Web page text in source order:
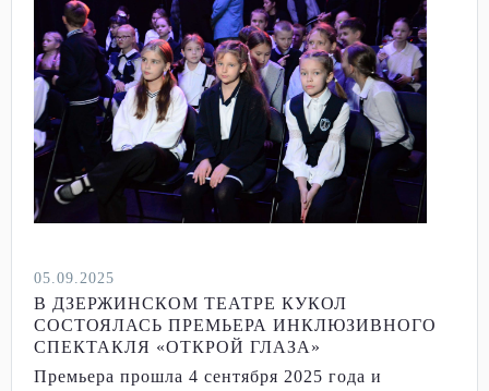
05.09.2025
В ДЗЕРЖИНСКОМ ТЕАТРЕ КУКОЛ
СОСТОЯЛАСЬ ПРЕМЬЕРА ИНКЛЮЗИВНОГО
СПЕКТАКЛЯ «ОТКРОЙ ГЛАЗА»
Премьера прошла 4 сентября 2025 года и